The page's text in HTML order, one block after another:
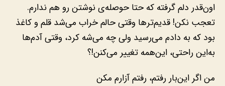
اون‌قدر دلم گرفته که حتا حوصله‌ی نوشتن رو هم ندارم.
تعجب نکن! قدیم‌ترها وقتی حالم خراب می‌شد قلم و کاغذ
بود که به دادم می‌رسید ولی چه می‌شه کرد، وقتی آدم‌ها
به‌این راحتی، این‌همه تغییر می‌کنن!؟
من اگر این‌بار رفتم، رفتم آزارم مکن